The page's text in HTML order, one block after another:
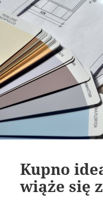
Kupno
wiąże się